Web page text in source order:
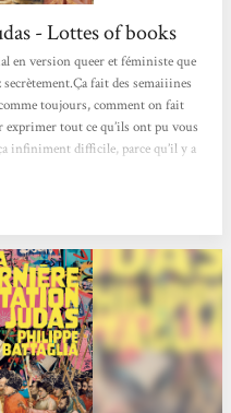
- Lottes of books
en version queer et féministe que
fait des semaiiines
toujours, comment on fait
tout ce qu’ils ont pu vous
infiniment difficile, parce qu’il y a
païenne. L’intrigue de base est